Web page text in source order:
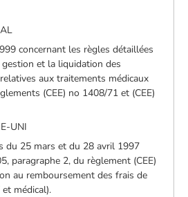
concernant les règles détaillées
et la liquidation des
aux traitements médicaux
(CEE) no 1408/71 et (CEE)
UNI
du 25 mars et du 28 avril 1997
paragraphe 2, du règlement (CEE)
au remboursement des frais de
médical).